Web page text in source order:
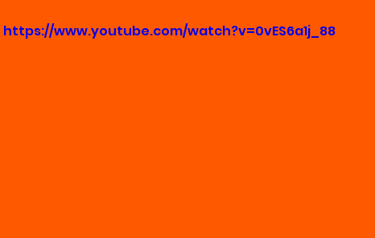
https://www.youtube.com/watch?v=0vES6a1j_88